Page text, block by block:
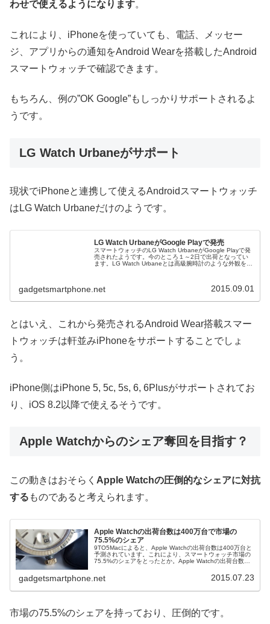
わせで使えるようになります。
これにより、iPhoneを使っていても、電話、メッセー
ジ、アプリからの通知をAndroid Wearを搭載したAndroid
スマートウォッチで確認できます。
もちろん、例の”OK Google”もしっかりサポートされるよ
うです。
LG Watch Urbaneがサポート
現状でiPhoneと連携して使えるAndroidスマートウォッチ
はLG Watch Urbaneだけのようです。
LG Watch UrbaneがGoogle Playで発売
スマートウォッチのLG Watch UrbaneがGoogle Playで発
売されたようです。今のところ１～2日で出荷となってい
ます。LG Watch Urbaneとは高級腕時計のような外観をも
gadgetsmartphone.net 2015.09.01
とはいえ、これから発売されるAndroid Wear搭載スマー
トウォッチは軒並みiPhoneをサポートすることでしょ
う。
iPhone側はiPhone 5, 5c, 5s, 6, 6Plusがサポートされてお
り、iOS 8.2以降で使えるそうです。
Apple Watchからのシェア奪回を目指す？
この動きはおそらく Apple Watchの圧倒的なシェアに対抗
する ものであると考えられます。
Apple Watchの出荷台数は400万台で市場の
75.5%のシェア
9TO5Macによると、Apple Watchの出荷台数は400万台と
予測されています。これにより、スマートウォッチ市場の
75.5%のシェアをとったとか。Apple Watchの出荷台数の
gadgetsmartphone.net 2015.07.23
市場の75.5%のシェアを持っており、圧倒的です。